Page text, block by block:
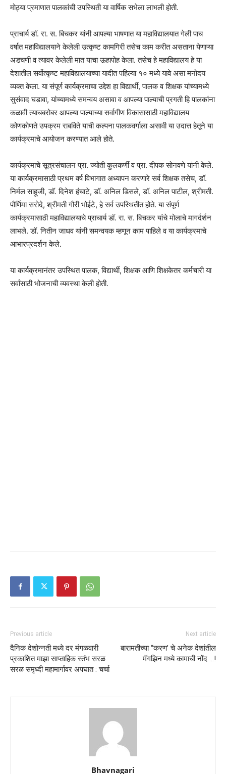
मोठ्या प्रमाणात पालकांची उपस्थिती या वार्षिक सभेला लाभली होती.
प्राचार्य डॉ. रा. स. बिचकर यांनी आपल्या भाषणात या महाविद्यालयात गेली पाच
वर्षात महाविद्यालयाने केलेली उत्कृष्ट कामगिरी तसेच काम करीत असताना येणाऱ्या
अडचणी व त्यावर केलेली मात याचा ऊहापोह केला. तसेच हे महाविद्यालय हे या
देशातील सर्वोत्कृष्ट महाविद्यालयाच्या यादीत पहिल्या १० मध्ये यावे असा मनोदय
व्यक्त केला. या संपूर्ण कार्यक्रमाचा उद्देश हा विद्यार्थी, पालक व शिक्षक यांच्यामध्ये
सुसंवाद घडावा, यांच्यामध्ये समन्वय असावा व आपल्या पाल्याची प्रगती हि पालकांना
कळावी त्याचबरोबर आपल्या पाल्याच्या सर्वागीण विकासासाठी महाविद्यालय
कोणकोणते उपक्रम राबविते याची कल्पना पालकवर्गाला असावी या उदात्त हेतूने या
कार्यक्रमाचे आयोजन करण्यात आले होते.
कार्यक्रमाचे सूत्रसंचालन प्रा. ज्योती कुलकर्णी व प्रा. दीपक सोनवणे यांनी केले.
या कार्यक्रमासाठी प्रथम वर्ष विभागात अध्यापन करणारे सर्व शिक्षक तसेच, डॉ.
निर्मल साहूजी, डॉ. दिनेश हंचाटे, डॉ. अनिल डिसले, डॉ. अनिल पाटील, श्रीमती.
पौर्णिमा सरोदे, श्रीमती गौरी भोईटे, हे सर्व उपस्थितीत होते. या संपूर्ण
कार्यक्रमासाठी महाविद्यालयाचे प्राचार्य डॉ. रा. स. बिचकर यांचे मोलाचे मागर्दर्शन
लाभले. डॉ. नितीन जाधव यांनी समन्वयक म्हणून काम पाहिले व या कार्यक्रमाचे
आभारप्रदर्शन केले.
या कार्यक्रमानंतर उपस्थित पालक, विद्यार्थी, शिक्षक आणि शिक्षकेतर कर्मचारी या
सर्वांसाठी भोजनाची व्यवस्था केली होती.
Previous article
दैनिक देशोन्नती मध्ये दर मंगळवारी
प्रकाशित माझा साप्ताहिक स्तंभ सरळ
सरळ समृध्दी महामार्गावर अपघात : चर्चा
Next article
बारामतीच्या “करण’ चे अनेक देशांतील
मॅगझिन मध्ये कामाची नोंद …!
Bhavnagari